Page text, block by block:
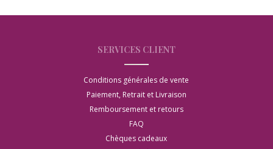
SERVICES CLIENT
Conditions générales de vente
Paiement, Retrait et Livraison
Remboursement et retours
FAQ
Chèques cadeaux